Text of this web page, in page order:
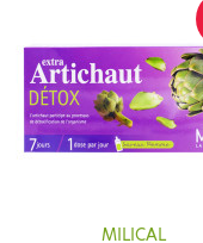
MILICAL